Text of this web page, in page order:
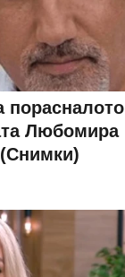
порасналото
Любомира